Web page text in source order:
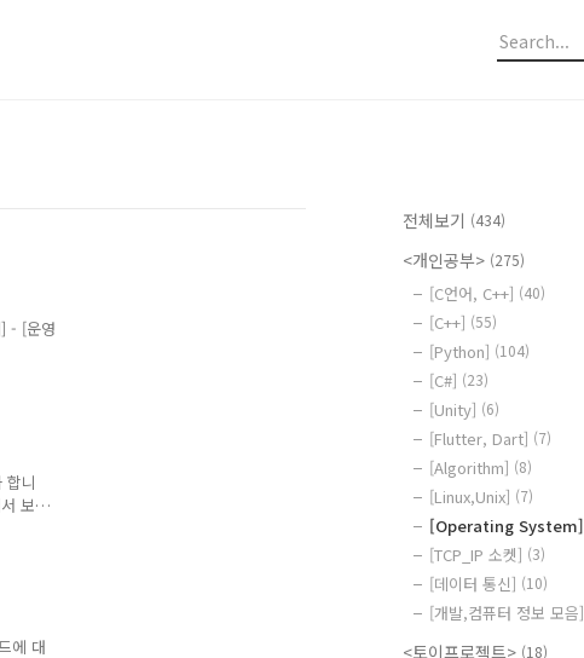
- [운영
즘
입니
같
인
하겠
니
보겠
있
템이
에 대
전체보기 (434)
<개인공부> (275)
[C언어, C++] (40)
[C++] (55)
[Python] (104)
[C#] (23)
[Unity] (6)
[Flutter, Dart] (7)
[Algorithm] (8)
[Linux,Unix] (7)
[Operating System]
[TCP_IP 소켓] (3)
[데이터 통신] (10)
[개발,컴퓨터 정보 모음]
<토이프로젝트> (18)